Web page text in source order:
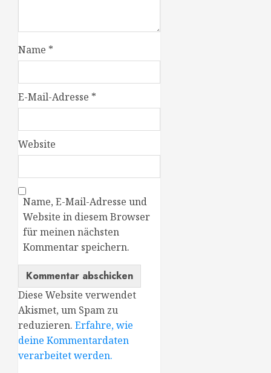
Name *
E-Mail-Adresse *
Website
Name, E-Mail-Adresse und
Website in diesem Browser
für meinen nächsten
Kommentar speichern.
Diese Website verwendet
Akismet, um Spam zu
reduzieren. Erfahre, wie
deine Kommentardaten
verarbeitet werden.